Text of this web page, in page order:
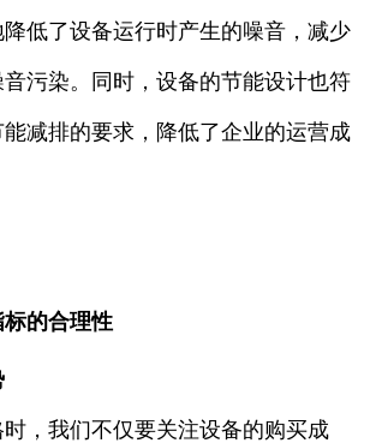
低了设备运行时产生的噪音，减少
污染。同时，设备的节能设计也符
减排的要求，降低了企业的运营成
的合理性
，我们不仅要关注设备的购买成